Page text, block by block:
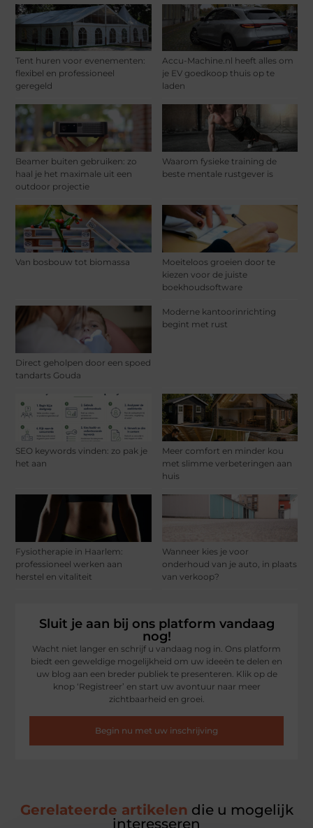
Tent huren voor evenementen:
flexibel en professioneel
geregeld
Accu-Machine.nl heeft alles om
je EV goedkoop thuis op te
laden
Beamer buiten gebruiken: zo
haal je het maximale uit een
outdoor projectie
Waarom fysieke training de
beste mentale rustgever is
Van bosbouw tot biomassa
Moeiteloos groeien door te
kiezen voor de juiste
boekhoudsoftware
Direct geholpen door een spoed
tandarts Gouda
Moderne kantoorinrichting
begint met rust
SEO keywords vinden: zo pak je
het aan
Meer comfort en minder kou
met slimme verbeteringen aan
huis
Fysiotherapie in Haarlem:
professioneel werken aan
herstel en vitaliteit
Wanneer kies je voor
onderhoud van je auto, in plaats
van verkoop?
Sluit je aan bij ons platform vandaag
nog!
Wacht niet langer en schrijf u vandaag nog in. Ons platform
biedt een geweldige mogelijkheid om uw ideeën te delen en
uw blog aan een breder publiek te presenteren. Klik op de
knop ‘Registreer’ en start uw avontuur naar meer
zichtbaarheid en groei.
Begin nu met uw inschrijving
Gerelateerde artikelen die u mogelijk
interesseren